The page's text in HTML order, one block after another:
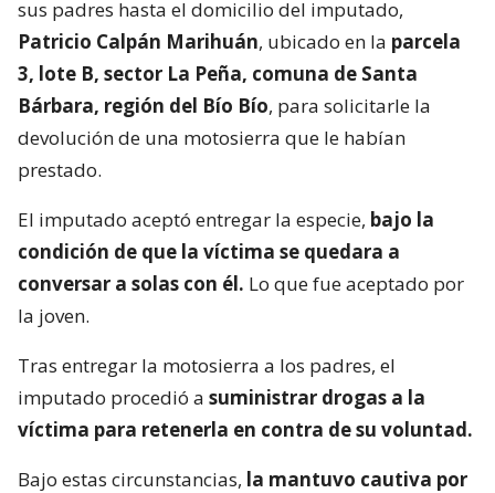
sus padres hasta el domicilio del imputado,
Patricio Calpán Marihuán, ubicado en la parcela
3, lote B, sector La Peña, comuna de Santa
Bárbara, región del Bío Bío, para solicitarle la
devolución de una motosierra que le habían
prestado.
El imputado aceptó entregar la especie, bajo la
condición de que la víctima se quedara a
conversar a solas con él. Lo que fue aceptado por
la joven.
Tras entregar la motosierra a los padres, el
imputado procedió a suministrar drogas a la
víctima para retenerla en contra de su voluntad.
Bajo estas circunstancias, la mantuvo cautiva por